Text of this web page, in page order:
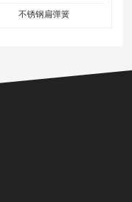
不锈钢扁弹簧